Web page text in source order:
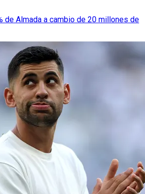
de Almada a cambio de 20 millones de